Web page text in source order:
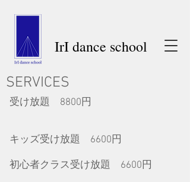
IrI dance school​​​
SERVICES
受け放題 8800円
キッズ受け放題 6600円
​初心者クラス受け放題 6600円